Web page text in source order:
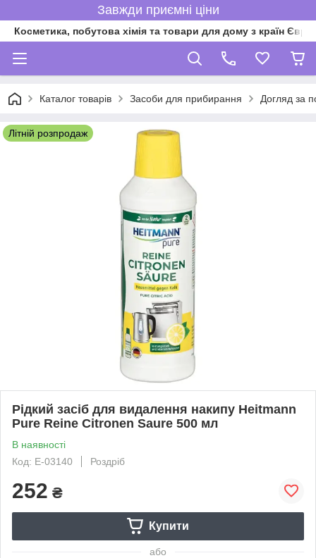
Завжди приємні ціни
Косметика, побутова хімія та товари для дому з країн
Каталог товарів Засоби для прибирання Догляд за
Літній розпродаж
Рідкий засіб для видалення накипу Heitmann
Pure Reine Citronen Saure 500 мл
В наявності
Код: Е-03140
Роздріб
252 ₴
Купити
або